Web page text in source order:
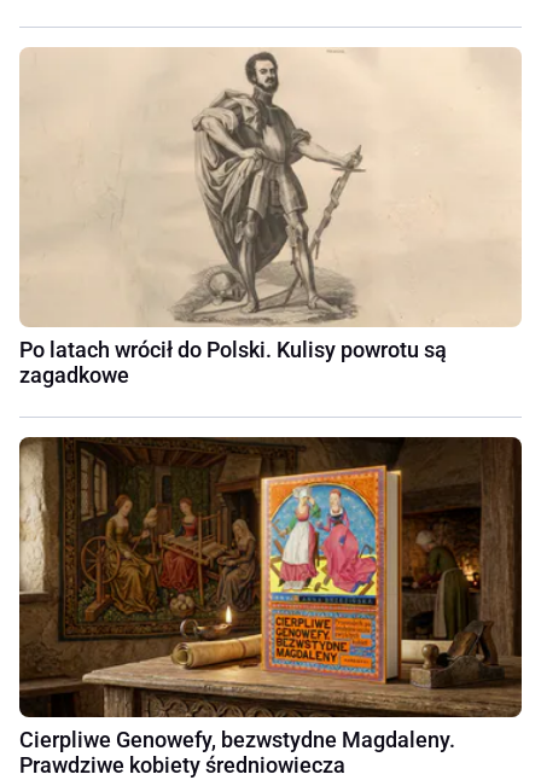
Po latach wrócił do Polski. Kulisy powrotu są
zagadkowe
Cierpliwe Genowefy, bezwstydne Magdaleny.
Prawdziwe kobiety średniowiecza